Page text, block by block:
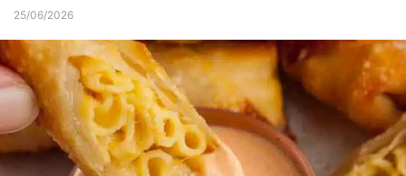
25/06/2026